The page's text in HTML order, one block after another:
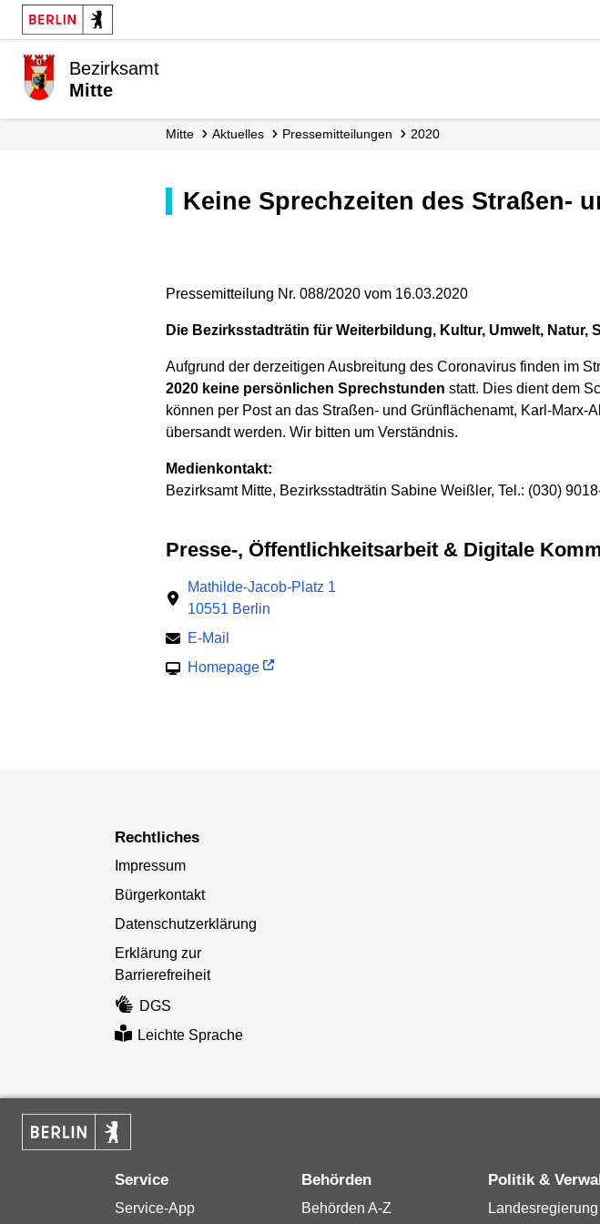
Bezirksamt
Mitte
Mitte Aktuelles Presse­mitteilungen 2020
Keine Sprechzeiten des Straßen-
Pressemitteilung Nr. 088/2020 vom 16.03.2020
Die Bezirksstadträtin für Weiterbildung, Kultur, Umwelt, Natur,
Aufgrund der derzeitigen Ausbreitung des Coronavirus finden im
2020 keine persönlichen Sprechstunden statt. Dies dient dem
können per Post an das Straßen- und Grünflächenamt, Karl-
übersandt werden. Wir bitten um Verständnis.
Medienkontakt:
Bezirksamt Mitte, Bezirksstadträtin Sabine Weißler, Tel.: (030)
Presse-, Öffentlichkeitsarbeit & Digitale
Mathilde-Jacob-Platz 1
10551 Berlin
E-Mail
Homepage
Rechtliches
Impressum
Bürgerkontakt
Datenschutzerklärung
Erklärung zur
Barrierefreiheit
DGS
Leichte Sprache
Service
Service-App
Behörden
Behörden A-Z
Politik &
Landesregierung